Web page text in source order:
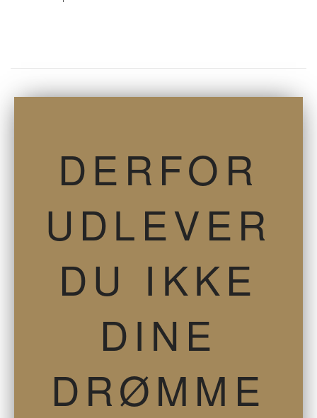
DERFOR
UDLEVER
DU IKKE
DINE
DRØMME